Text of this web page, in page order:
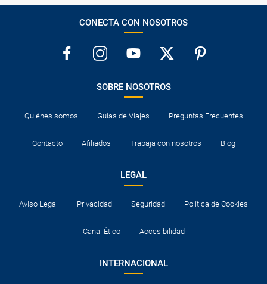
CONECTA CON NOSOTROS
SOBRE NOSOTROS
Quiénes somos Guías de Viajes Preguntas Frecuentes
Contacto Afiliados Trabaja con nosotros Blog
LEGAL
Aviso Legal Privacidad Seguridad Política de Cookies
Canal Ético Accesibilidad
INTERNACIONAL